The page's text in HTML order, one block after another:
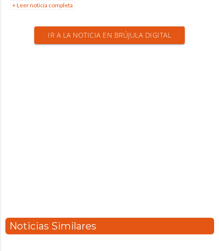
+ Leer noticia completa
IR A LA NOTICIA EN BRÚJULA DIGITAL
Noticias Similares